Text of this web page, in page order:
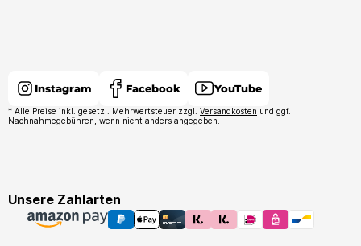
Instagram Facebook YouTube
* Alle Preise inkl. gesetzl. Mehrwertsteuer zzgl. Versandkosten und ggf.
Nachnahmegebühren, wenn nicht anders angegeben.
Unsere Zahlarten